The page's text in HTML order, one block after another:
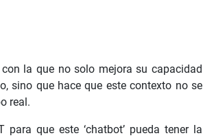
la que no solo mejora su capacidad
sino que hace que este contexto no se
real.
que este ‘chatbot’ pueda tener la